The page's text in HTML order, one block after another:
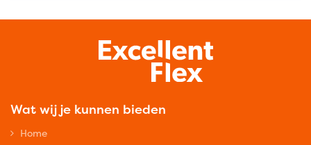
Wat wij je kunnen bieden
Home